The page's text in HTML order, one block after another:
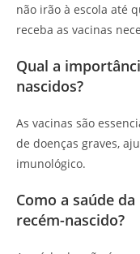
não irão à escola até
receba as vacinas
Qual a
nascidos?
As vacinas são
de doenças graves,
imunológico.
Como a saúde
recém-nascido?